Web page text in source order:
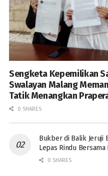
Sengketa Kepemilikan
Swalayan Malang
Tatik Menangkan
0 SHARES
Bukber di Balik Jeruji
Lepas Rindu
0 SHARES